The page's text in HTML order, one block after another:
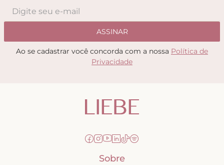
ASSINAR
Ao se cadastrar você concorda com a nossa Política de
Privacidade
Sobre